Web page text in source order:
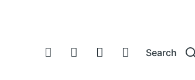
Search